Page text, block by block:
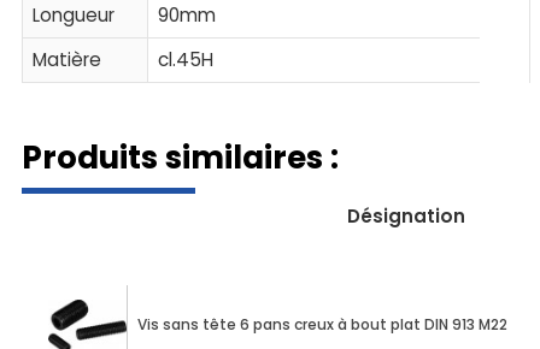
Longueur
90mm
Matière
cl.45H
Produits similaires :
Désignation
Vis sans tête 6 pans creux à bout plat DIN 913 M22 X